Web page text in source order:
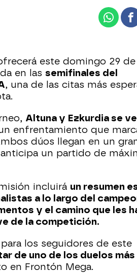
este domingo 29
en las semifinales del
, una de las citas más
Altuna y Ezkurdia se
enfrentamiento que
dúos llegan en un
un partido de
incluirá un resumen
a lo largo del
y el camino que les
de la competición.
los seguidores de este
de uno de los duelos más
en Frontón Mega.